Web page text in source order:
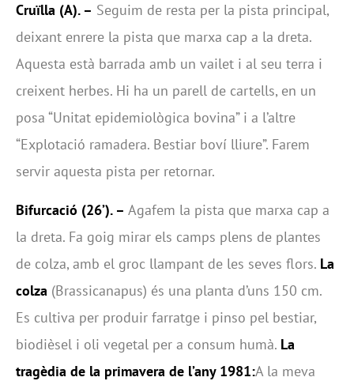
Cruïlla (A). – Seguim de resta per la pista principal,
deixant enrere la pista que marxa cap a la dreta.
Aquesta està barrada amb un vailet i al seu terra i
creixent herbes. Hi ha un parell de cartells, en un
posa “Unitat epidemiològica bovina” i a l’altre
“Explotació ramadera. Bestiar boví lliure”. Farem
servir aquesta pista per retornar.
Bifurcació (26’). – Agafem la pista que marxa cap a
la dreta. Fa goig mirar els camps plens de plantes
de colza, amb el groc llampant de les seves flors. La
colza (Brassicanapus) és una planta d’uns 150 cm.
Es cultiva per produir farratge i pinso pel bestiar,
biodièsel i oli vegetal per a consum humà. La
tragèdia de la primavera de l’any 1981:A la meva